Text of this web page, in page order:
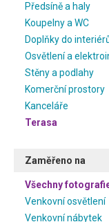
Předsíně a haly
Koupelny a WC
Doplňky do
Osvětlení a
Stěny a podlahy
Komerční prostory
Kanceláře
Terasa
Zaměřeno na
Všechny
Venkovní osvětlení
Venkovní nábytek